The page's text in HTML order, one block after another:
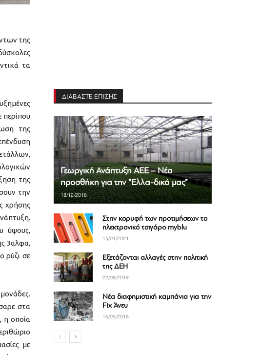
της
τα
περίπου
της
της
την
χρήσης
ύψους,
3αλφα,
ρύζι σε
μονάδες.
στα
η οποία
με
ΔΙΑΒΑΣΤΕ ΕΠΙΣΗΣ
Γεωργική Ανάπτυξη ΑΕΕ – Νέα
προσθήκη για την “Ελλα-δικά μας”
18/12/2018
Στην κορυφή των προτιμήσεων το
ηλεκτρονικό τσιγάρο myblu
13/01/2021
Εξετάζονται αλλαγές στην πολιτική
της ΔΕΗ
22/08/2019
Νέα διαφημιστική καμπάνια για την
Fix Άνευ
16/05/2018